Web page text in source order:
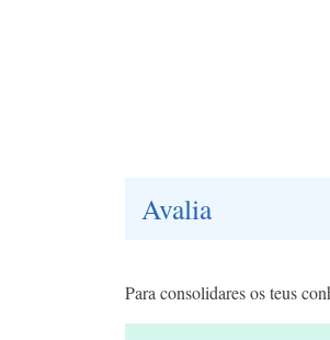
Avalia
Para consolidares os teus